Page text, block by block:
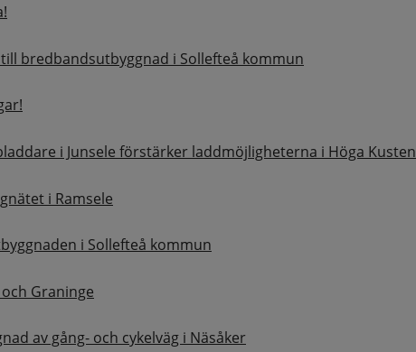
bredbandsutbyggnad i Sollefteå kommun
i Junsele förstärker laddmöjligheterna i Höga Kusten
i Ramsele
i Sollefteå kommun
Graninge
av gång- och cykelväg i Näsåker